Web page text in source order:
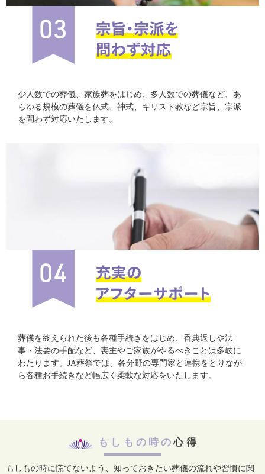
少人数での葬儀、家族葬をはじめ、多人数での葬儀など、あ
らゆる規模の葬儀を仏式、神式、キリスト教など宗旨、宗派
を問わず対応いたします。
葬儀を終えられた後も各種手続きをはじめ、香典返しや法
事・法要の手配など、喪主やご家族がやるべきことは多岐に
わたります。JA葬祭では、各分野の専門家と連携をとりなが
ら各種お手続きなど幅広く柔軟な対応をいたします。
もしもの時の心得
もしもの時に慌てないよう、知っておきたい葬儀の流れや習慣に関